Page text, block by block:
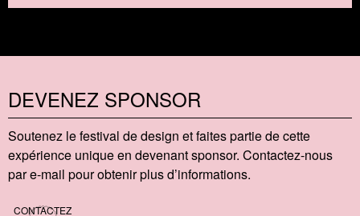
DEVENEZ SPONSOR
Soutenez le festival de design et faites partie de cette
expérience unique en devenant sponsor. Contactez-nous
par e-mail pour obtenir plus d’informations.
CONTACTEZ